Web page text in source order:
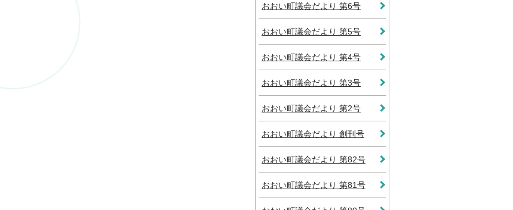
おおい町議会だより 第6号
おおい町議会だより 第5号
おおい町議会だより 第4号
おおい町議会だより 第3号
おおい町議会だより 第2号
おおい町議会だより 創刊号
おおい町議会だより 第82号
おおい町議会だより 第81号